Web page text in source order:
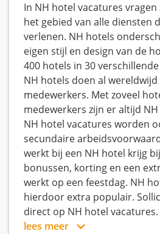
In NH hotel vacatures
het gebied van alle diensten
verlenen. NH hotels
eigen stijl en design van de
400 hotels in 30
NH hotels doen al
medewerkers. Met zoveel
medewerkers zijn er altijd
NH hotel vacatures worden
secundaire
werkt bij een NH hotel krijg
bonussen, korting en een
werkt op een feestdag. NH
hierdoor extra populair.
direct op NH hotel vacatures.
lees meer